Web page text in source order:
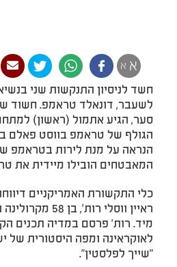
א א
חשד לניסיון התנקשות שני
לשעבר, דונאלד טראמפ. חשוד
סער, הגיע אתמול (ראשון)
הגולף של טראמפ בווסט פאלם
הנראה על מנת לירות בטראמפ
המאבטחים הובילו מיידית את
כלי התקשורת האמריקניים
ראיין ווסלי
מיד. רות' פרסם במדיה תכנים
לאוקראינה ומפה היסטורית של
"שייך לפלסטין".